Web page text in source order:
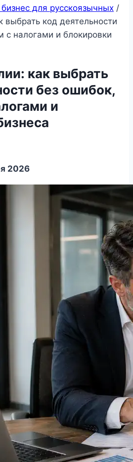
для русскоязычных /
выбрать код деятельности
с налогами и блокировки
как выбрать
без ошибок,
и
2026